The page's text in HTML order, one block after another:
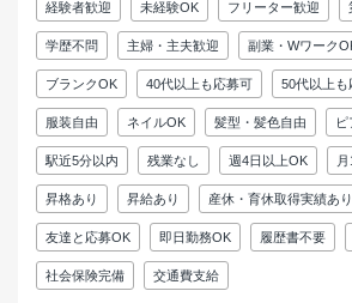
経験者歓迎 未経験OK フリーター歓迎
学歴不問 主婦・主夫歓迎 副業・Wワーク
ブランクOK 40代以上も応募可 50代以上も
服装自由 ネイルOK 髪型・髪色自由
駅近5分以内 残業なし 週4日以上OK
昇格あり 昇給あり 産休・育休取得実績あり
友達と応募OK 即日勤務OK 履歴書不要
社会保険完備 交通費支給